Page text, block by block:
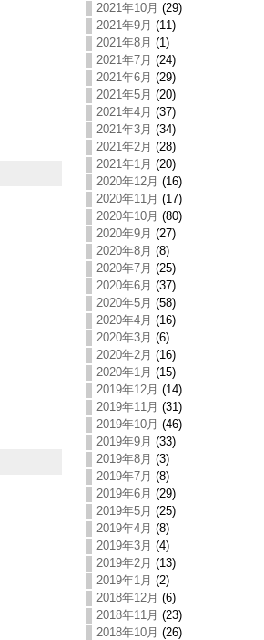
2021年10月 (29)
2021年9月 (11)
2021年8月 (1)
2021年7月 (24)
2021年6月 (29)
2021年5月 (20)
2021年4月 (37)
2021年3月 (34)
2021年2月 (28)
2021年1月 (20)
2020年12月 (16)
2020年11月 (17)
2020年10月 (80)
2020年9月 (27)
2020年8月 (8)
2020年7月 (25)
2020年6月 (37)
2020年5月 (58)
2020年4月 (16)
2020年3月 (6)
2020年2月 (16)
2020年1月 (15)
2019年12月 (14)
2019年11月 (31)
2019年10月 (46)
2019年9月 (33)
2019年8月 (3)
2019年7月 (8)
2019年6月 (29)
2019年5月 (25)
2019年4月 (8)
2019年3月 (4)
2019年2月 (13)
2019年1月 (2)
2018年12月 (6)
2018年11月 (23)
2018年10月 (26)